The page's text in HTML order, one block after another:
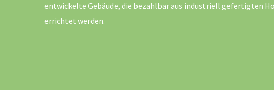
entwickelte Gebäude, die bezahlbar aus industriell gefertigten
errichtet werden.